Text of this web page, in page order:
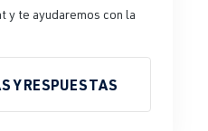
y te ayudaremos con la
Y RESPUESTAS